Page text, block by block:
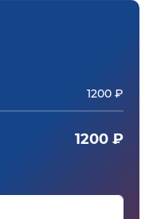
1200 ₽
1200 ₽